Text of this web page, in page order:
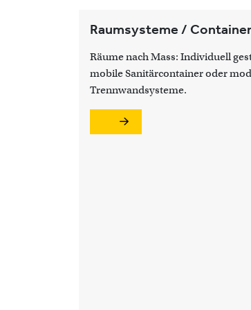
Raumsysteme /
Räume nach Mass: Individuell
mobile Sanitärcontainer oder
Trennwandsysteme.